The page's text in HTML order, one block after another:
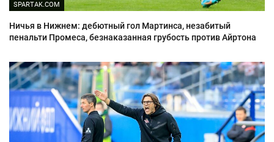
SPARTAK.COM
Ничья в Нижнем: дебютный гол Мартинса, незабитый
пенальти Промеса, безнаказанная грубость против Айртона